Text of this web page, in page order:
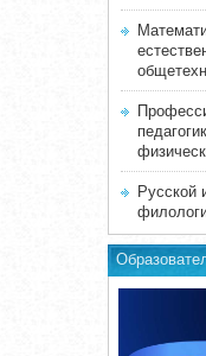
Русской